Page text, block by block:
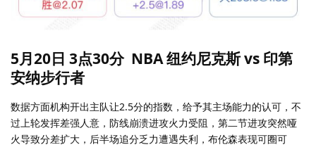
5月20日 3点30分 NBA 纽约尼克斯 vs 印第
安纳步行者
数据方面机构开出主队让2.5分的指数，给予其主场能力的认可，不
过上轮发挥差强人意，防线崩溃进攻火力受阻，第二节进攻突然哑
火导致分差扩大，后半场追分乏力遭遇失利，布伦森表现可圈可